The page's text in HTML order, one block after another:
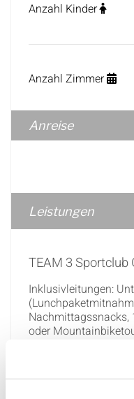
Anzahl Kinder
Anzahl Zimmer
Anreise
Leistungen
TEAM 3 Sportclub
Inklusivleitungen:
Nachmittagssnacks,
oder
Reiseleitung und